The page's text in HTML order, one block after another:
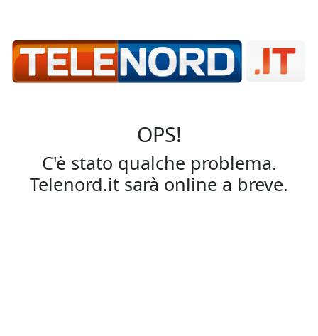
OPS!
C'è stato qualche problema.
Telenord.it sarà online a breve.